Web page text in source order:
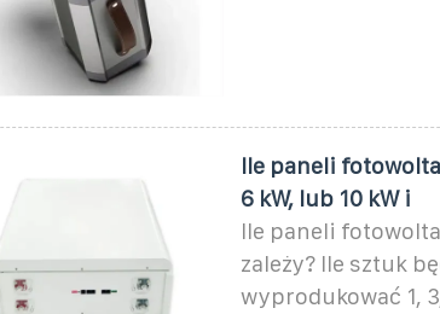
Ile paneli
6 kW, lub 10 kW i
Ile paneli
zależy? Ile sztuk
wyprodukować 1,